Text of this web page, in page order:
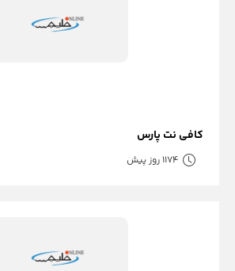
کافی نت پارس
1174 روز پیش